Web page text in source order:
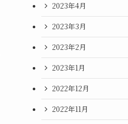
2023年4月
2023年3月
2023年2月
2023年1月
2022年12月
2022年11月